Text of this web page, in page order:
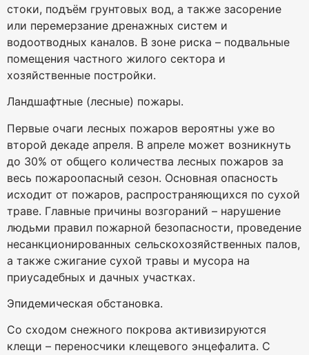
стоки, подъём грунтовых вод, а также засорение
или перемерзание дренажных систем и
водоотводных каналов. В зоне риска – подвальные
помещения частного жилого сектора и
хозяйственные постройки.
Ландшафтные (лесные) пожары.
Первые очаги лесных пожаров вероятны уже во
второй декаде апреля. В апреле может возникнуть
до 30% от общего количества лесных пожаров за
весь пожароопасный сезон. Основная опасность
исходит от пожаров, распространяющихся по сухой
траве. Главные причины возгораний – нарушение
людьми правил пожарной безопасности, проведение
несанкционированных сельскохозяйственных палов,
а также сжигание сухой травы и мусора на
приусадебных и дачных участках.
Эпидемическая обстановка.
Со сходом снежного покрова активизируются
клещи – переносчики клещевого энцефалита. С